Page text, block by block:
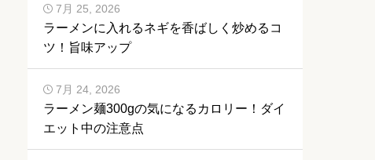
ラーメンに入れるネギを香ばしく炒めるコ
ツ！旨味アップ
7月 25, 2026
ラーメン麺300gの気になるカロリー！ダイ
エット中の注意点
7月 24, 2026